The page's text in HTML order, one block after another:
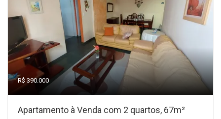
R$ 390.000
Apartamento à Venda com 2 quartos, 67m²